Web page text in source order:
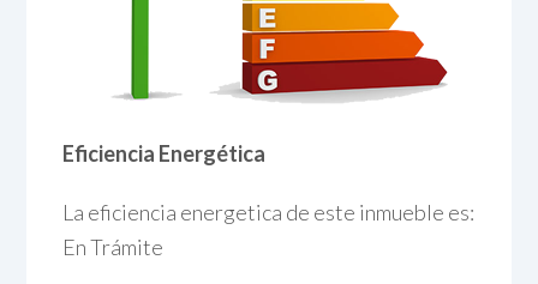
Eficiencia Energética
La eficiencia energetica de este inmueble es:
En Trámite